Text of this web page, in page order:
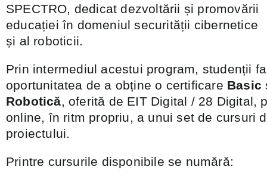
SPECTRO, dedicat dezvoltării și promovării
educației în domeniul securității cibernetice
și al roboticii.
Prin intermediul acestui program, studenții
oportunitatea de a obține o certificare Basic
Robotică, oferită de EIT Digital / 28 Digital,
online, în ritm propriu, a unui set de cursuri
proiectului.
Printre cursurile disponibile se numără: